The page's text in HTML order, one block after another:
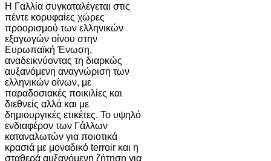
Η Γαλλία συγκαταλέγεται στις
πέντε κορυφαίες χώρες
προορισμού των ελληνικών
εξαγωγών οίνου στην
Ευρωπαϊκή Ένωση,
αναδεικνύοντας τη διαρκώς
αυξανόμενη αναγνώριση των
ελληνικών οίνων, με
παραδοσιακές ποικιλίες και
διεθνείς αλλά και με
δημιουργικές ετικέτες. Το υψηλό
ενδιαφέρον των Γάλλων
καταναλωτών για ποιοτικά
κρασιά με μοναδικό terroir και η
σταθερά αυξανόμενη ζήτηση για